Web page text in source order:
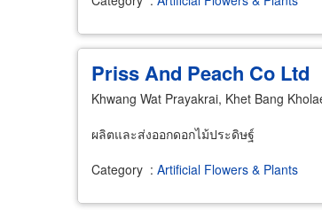
Priss And Peach Co Ltd
Khwang Wat Prayakrai, Khet Bang
ผลิตและส่งออกดอกไม้ประดิษฐ์
Category : Artificial Flowers & Plants